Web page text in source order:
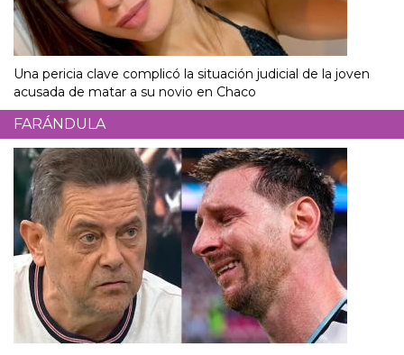
Una pericia clave complicó la situación judicial de la joven
acusada de matar a su novio en Chaco
FARÁNDULA